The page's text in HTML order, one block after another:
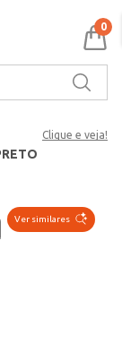
0
Clique e veja!
Ver similares